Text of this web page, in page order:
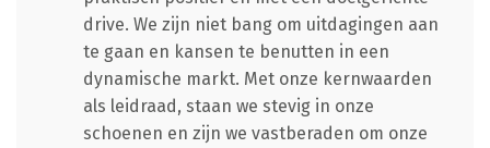
drive. We zijn niet bang om uitdagingen aan
te gaan en kansen te benutten in een
dynamische markt. Met onze kernwaarden
als leidraad, staan we stevig in onze
schoenen en zijn we vastberaden om onze